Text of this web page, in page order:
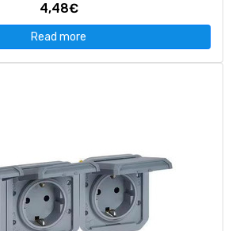
4,48€
Read more